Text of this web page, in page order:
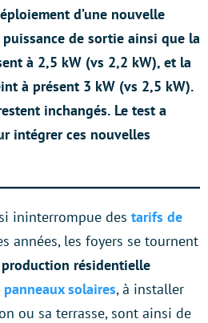
d’une nouvelle
de sortie ainsi que la
à 2,5 kW (vs 2,2 kW), et la
à présent 3 kW (vs 2,5 kW).
inchangés. Le test a
intégrer ces nouvelles
ininterrompue des tarifs de
années, les foyers se tournent
production résidentielle
solaires, à installer
ou sa terrasse, sont ainsi de